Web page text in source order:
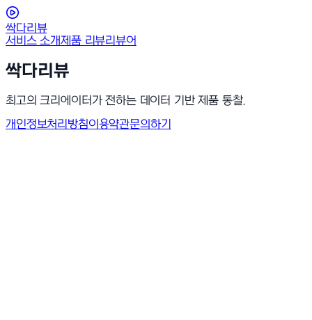
싹다리뷰
서비스 소개제품 리뷰리뷰어
싹다리뷰
최고의 크리에이터가 전하는 데이터 기반 제품 통찰.
개인정보처리방침이용약관문의하기